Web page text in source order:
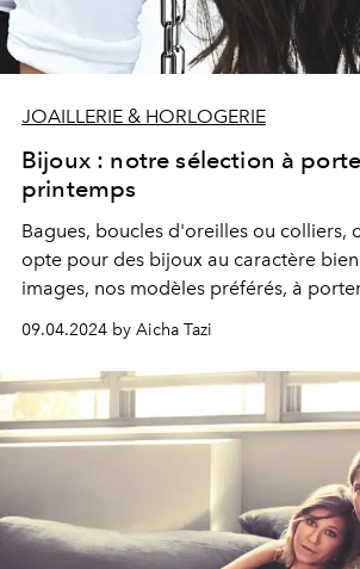
JOAILLERIE & HORLOGERIE
Bijoux : notre sélection à
printemps
Bagues, boucles d'oreilles ou colliers,
opte pour des bijoux au caractère
images, nos modèles préférés, à
09.04.2024 by Aicha Tazi